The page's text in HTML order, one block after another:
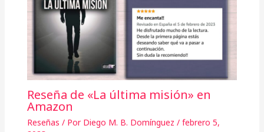
Reseña de «La última misión» en
Amazon
Reseñas / Por Diego M. B. Domínguez / febrero 5,